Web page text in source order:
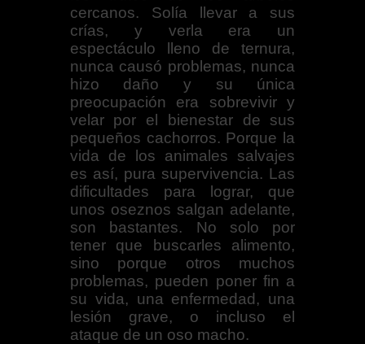
cercanos. Solía llevar a sus
crías, y verla era un
espectáculo lleno de ternura,
nunca causó problemas, nunca
hizo daño y su única
preocupación era sobrevivir y
velar por el bienestar de sus
pequeños cachorros. Porque la
vida de los animales salvajes
es así, pura supervivencia. Las
dificultades para lograr, que
unos oseznos salgan adelante,
son bastantes. No solo por
tener que buscarles alimento,
sino porque otros muchos
problemas, pueden poner fin a
su vida, una enfermedad, una
lesión grave, o incluso el
ataque de un oso macho.